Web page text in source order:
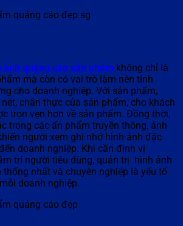
ảnh quảng cáo sản phẩm không chỉ là
mà còn có vai trò làm nên tính
cho doanh nghiệp. Với sản phẩm,
chân thực của sản phẩm, cho khách
trọn vẹn hơn về sản phẩm. Đồng thời,
trong các ấn phẩm truyền thông, ảnh
người xem ghi nhớ hình ảnh đặc
doanh nghiệp. Khi cần định vị
trí người tiêu dùng, quản trị hình ảnh
nhất và chuyên nghiệp là yếu tố
doanh nghiệp.